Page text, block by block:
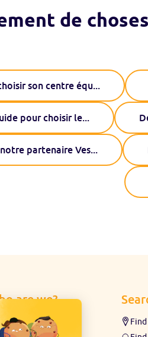
de
son centre équ...
pour choisir le...
partenaire Ves...
are we?
of the site